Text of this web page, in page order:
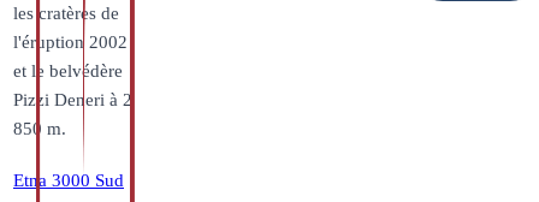
les cratères de
l'éruption 2002
et le belvédère
Pizzi Deneri à 2
850 m.
Etna 3000 Sud